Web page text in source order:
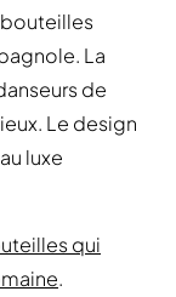
bouteilles
La
de
Le design
luxe
qui
.